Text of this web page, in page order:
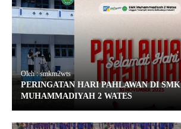
Oleh : smkm2wts
PERINGATAN HARI PAHLAWAN DI SMK
MUHAMMADIYAH 2 WATES